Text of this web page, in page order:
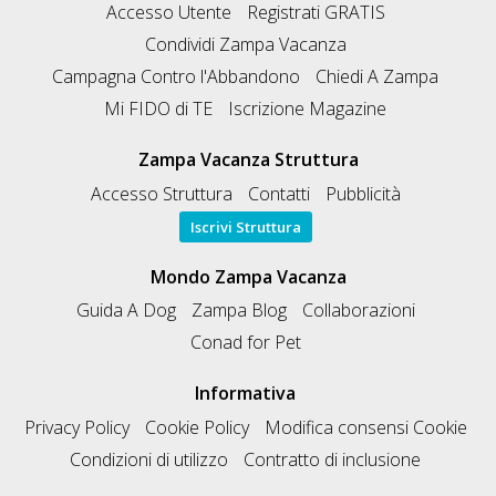
Accesso Utente
Registrati GRATIS
Condividi Zampa Vacanza
Campagna Contro l'Abbandono
Chiedi A Zampa
Mi FIDO di TE
Iscrizione Magazine
Zampa Vacanza Struttura
Accesso Struttura
Contatti Pubblicità
Iscrivi Struttura
Mondo Zampa Vacanza
Guida A Dog
Zampa Blog
Collaborazioni
Conad for Pet
Informativa
Privacy Policy
Cookie Policy
Modifica consensi Cookie
Condizioni di utilizzo
Contratto di inclusione